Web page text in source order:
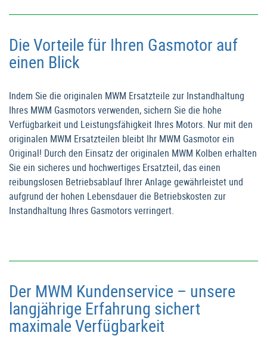
Die Vorteile für Ihren Gasmotor auf
einen Blick
Indem Sie die originalen MWM Ersatzteile zur Instandhaltung
Ihres MWM Gasmotors verwenden, sichern Sie die hohe
Verfügbarkeit und Leistungsfähigkeit Ihres Motors. Nur mit den
originalen MWM Ersatzteilen bleibt Ihr MWM Gasmotor ein
Original! Durch den Einsatz der originalen MWM Kolben erhalten
Sie ein sicheres und hochwertiges Ersatzteil, das einen
reibungslosen Betriebsablauf Ihrer Anlage gewährleistet und
aufgrund der hohen Lebensdauer die Betriebskosten zur
Instandhaltung Ihres Gasmotors verringert.
Der MWM Kundenservice – unsere
langjährige Erfahrung sichert
maximale Verfügbarkeit